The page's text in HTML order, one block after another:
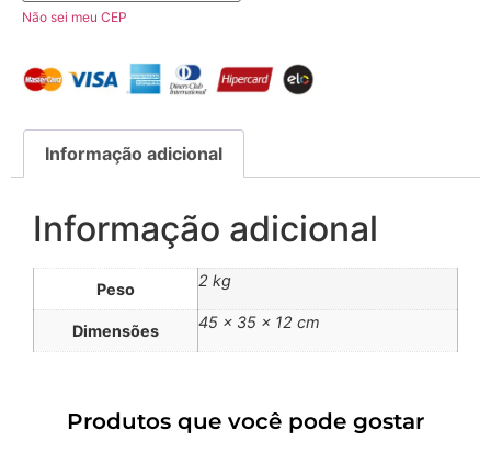
Não sei meu CEP
Informação adicional
Informação adicional
Peso 2 kg
Dimensões 45 × 35 × 12 cm
Produtos que você pode gostar